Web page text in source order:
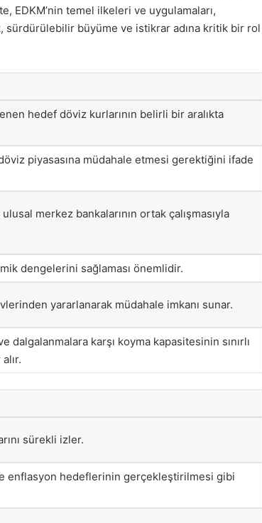
EDKM’nin temel ilkeleri ve uygulamaları,
sürdürülebilir büyüme ve istikrar adına kritik bir rol
hedef döviz kurlarının belirli bir aralıkta
piyasasına müdahale etmesi gerektiğini ifade
merkez bankalarının ortak çalışmasıyla
dengelerini sağlaması önemlidir.
yararlanarak müdahale imkanı sunar.
dalgalanmalara karşı koyma kapasitesinin sınırlı
sürekli izler.
ve enflasyon hedeflerinin gerçekleştirilmesi gibi